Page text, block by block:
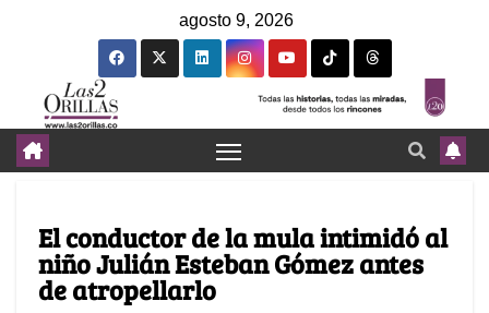
agosto 9, 2026
El conductor de la mula intimidó al
niño Julián Esteban Gómez antes
de atropellarlo